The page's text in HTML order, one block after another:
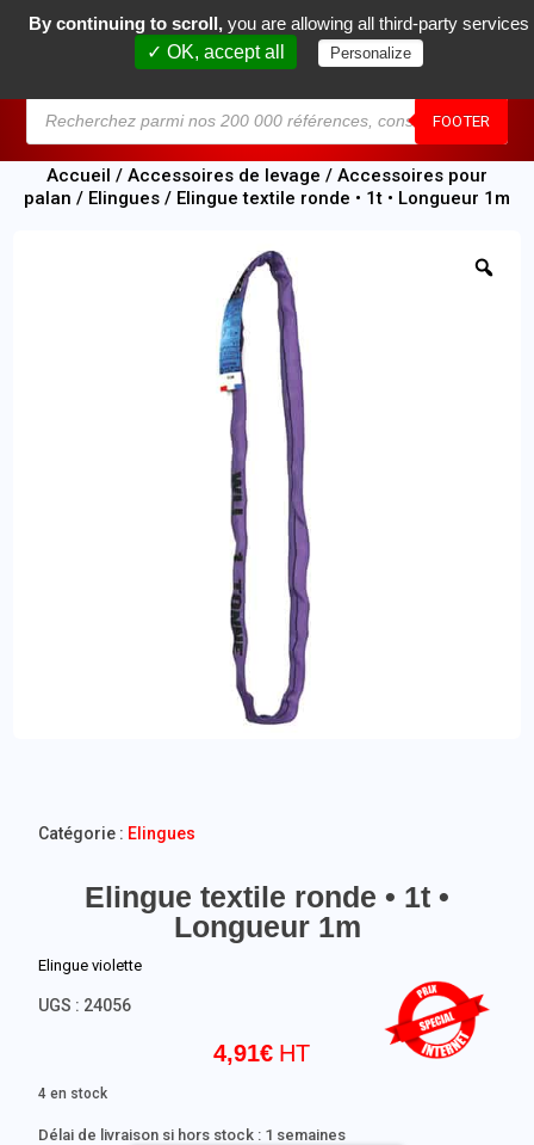
FOOTER
0
Accueil / Accessoires de levage / Accessoires pour
palan / Elingues / Elingue textile ronde • 1t • Longueur 1m
Elingue textile ronde • 1t •
Longueur 1m
4,91€
Délai de livraison si hors stock : 1 semaines
Elingue violette
4 en stock
UGS : 24056
Catégorie : Elingues
By continuing to scroll, you are allowing all third-party services
✓ OK, accept all
Personalize